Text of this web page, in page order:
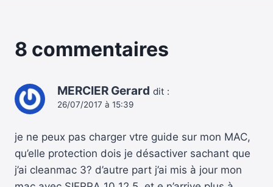
8 commentaires
MERCIER Gerard dit :
26/07/2017 à 15:39
je ne peux pas charger vtre guide sur mon MAC,
qu’elle protection dois je désactiver sachant que
j’ai cleanmac 3? d’autre part j’ai mis à jour mon